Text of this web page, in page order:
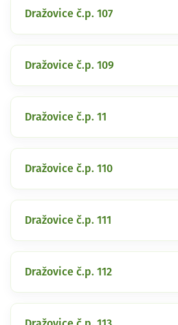
Dražovice č.p. 107
Dražovice č.p. 109
Dražovice č.p. 11
Dražovice č.p. 110
Dražovice č.p. 111
Dražovice č.p. 112